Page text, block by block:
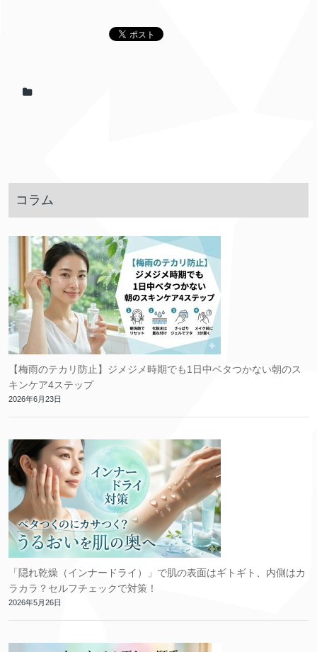
コラム
【梅雨のテカリ防止】ジメジメ時期でも1日中ベタつかない朝のス
キンケア4ステップ
2026年6月23日
「隠れ乾燥（インナードライ）」で肌の表面はギトギト、内側はカ
ラカラ？セルフチェックで対策！
2026年5月26日